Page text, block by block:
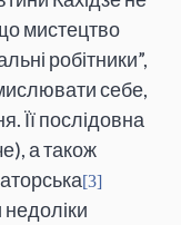
мистецтво
робітники”,
себе,
Її послідовна
а також
[3]